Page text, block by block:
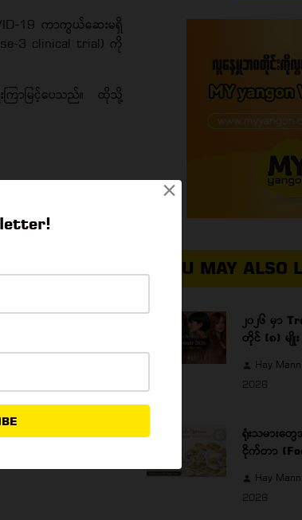
×
19 ကာကွယ်ဆေးမရှိ
3 clinical trial) ကို
ြာမြင့်ပေသည်။ ထိုသို့
င်သည့် အစွမ်းအာနိသင်
း၊ ထို့နောက် လူများတွင်
နှင့် အသိအမှတ်ပြု
င်းများကို တစ်ဆင့်ပြီး
မာရေးဌာနမှ ကြေညာ
YOU MAY ALSO
၂၀၂၆ မှာ
တိုင် (၈) မျို
Hay
2026
ရုံးသမားတွ
ငိုက်တာ
Hay
2026